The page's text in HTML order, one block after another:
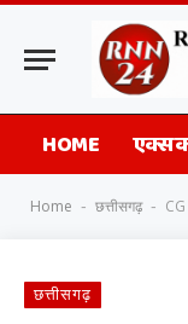
HOME
Home - छत्तीसगढ़ - CG
छत्तीसगढ़